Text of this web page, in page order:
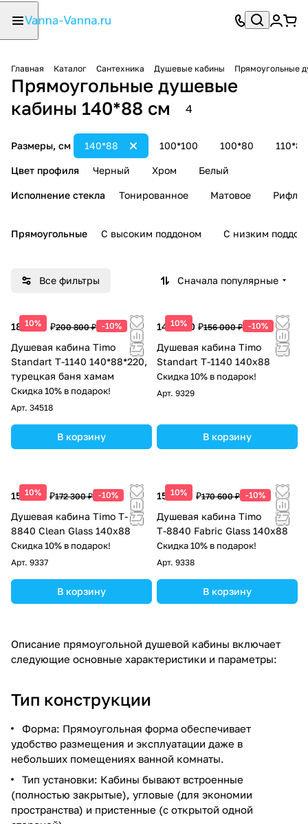
Главная Каталог Сантехника Душевые кабины Прямоугольные
Прямоугольные душевые
кабины 140*88 см
4
Размеры, см 100*100 100*80 110*80
140*88
Цвет профиля Черный Хром Белый
Исполнение стекла Тонированное Матовое
Прямоугольные С высоким поддоном С низким
Все фильтры Сначала популярные
10%
180 720 ₽200 800 ₽ -10%
Душевая кабина Timo
Standart T-1140 140*88*220,
турецкая баня хамам
Скидка 10% в подарок!
Арт. 34518
В корзину
10%
140 400 ₽156 000 ₽ -10%
Душевая кабина Timo
Standart T-1140 140х88
Скидка 10% в подарок!
Арт. 9329
В корзину
10%
155 070 ₽172 300 ₽ -10%
Душевая кабина Timo T-
8840 Clean Glass 140х88
Скидка 10% в подарок!
Арт. 9337
В корзину
10%
153 540 ₽170 600 ₽ -10%
Душевая кабина Timo
Т-8840 Fabric Glass 140х88
Скидка 10% в подарок!
Арт. 9338
В корзину
Описание прямоугольной душевой кабины включает
следующие основные характеристики и параметры:
Тип конструкции
Форма: Прямоугольная форма обеспечивает
удобство размещения и эксплуатации даже в
небольших помещениях ванной комнаты.
Тип установки: Кабины бывают встроенные
(полностью закрытые), угловые (для экономии
пространства) и пристенные (с открытой одной